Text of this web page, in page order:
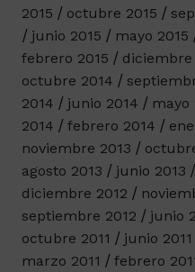
2015
octubre 2015
junio 2015
mayo 2015
febrero 2015
diciembre
octubre 2014
2014
junio 2014 mayo
2014
febrero 2014
noviembre 2013
agosto 2013
junio 2013
diciembre 2012
septiembre 2012
junio
octubre 2011
junio 2011
marzo 2011
febrero